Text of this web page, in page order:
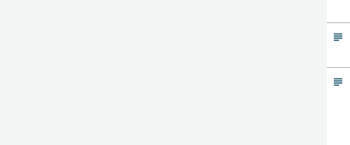
subject
subject